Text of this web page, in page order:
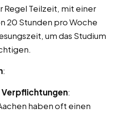
Regel Teilzeit, mit einer
20 Stunden pro Woche
um das Studium
:
:
haben oft einen